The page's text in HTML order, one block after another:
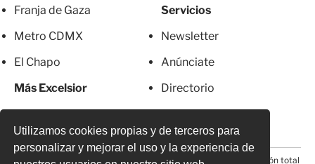
Utilizamos cookies propias y de terceros para
personalizar y mejorar el uso y la experiencia de
Franja de Gaza
Metro CDMX
El Chapo
Más Excelsior
Servicios
Newsletter
Anúnciate
Directorio
© 2026 Todos los derechos reservados. Prohibida la reproducción total